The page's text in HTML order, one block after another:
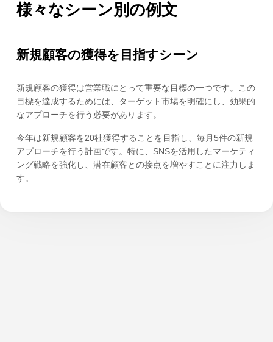
様々なシーン別の例文
新規顧客の獲得を目指すシーン
新規顧客の獲得は営業職にとって重要な目標の一つです。この
目標を達成するためには、ターゲット市場を明確にし、効果的
なアプローチを行う必要があります。
今年は新規顧客を20社獲得することを目指し、毎月5件の新規
アプローチを行う計画です。特に、SNSを活用したマーケティ
ング戦略を強化し、潜在顧客との接点を増やすことに注力しま
す。